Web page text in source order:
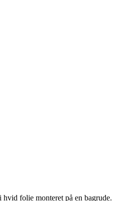
folie monteret på en bagrude.